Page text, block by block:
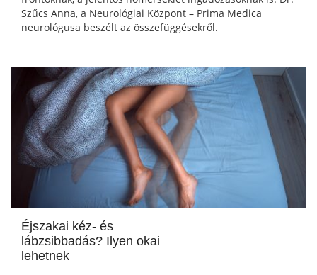
Szűcs Anna, a Neurológiai Központ – Prima Medica
neurológusa beszélt az összefüggésekről.
Éjszakai kéz- és
lábzsibbadás? Ilyen okai
lehetnek